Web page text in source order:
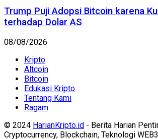
Trump Puji Adopsi Bitcoin karena
terhadap Dolar AS
08/08/2026
Kripto
Altcoin
Bitcoin
Edukasi Kripto
Tentang Kami
Ragam
© 2024 HarianKripto.id - Berita Harian
Cryptocurrency, Blockchain, Teknologi